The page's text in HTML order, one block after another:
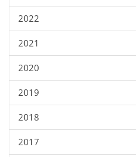
2022
2021
2020
2019
2018
2017